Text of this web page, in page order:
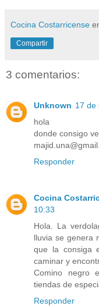
Cocina Costarricense
Compartir
3 comentarios:
Unknown 17 de
hola
donde consigo
Responder
Cocina
10:33
Hola. La
lluvia se genera
que la consiga
caminar y
Comino negro
tiendas de
Responder